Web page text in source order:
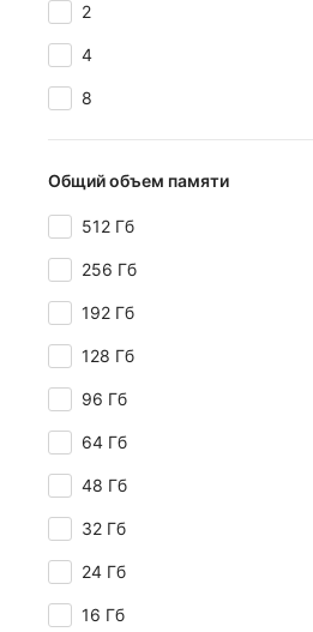
2
4
8
Общий объем памяти
512 Гб
256 Гб
192 Гб
128 Гб
96 Гб
64 Гб
48 Гб
32 Гб
24 Гб
16 Гб